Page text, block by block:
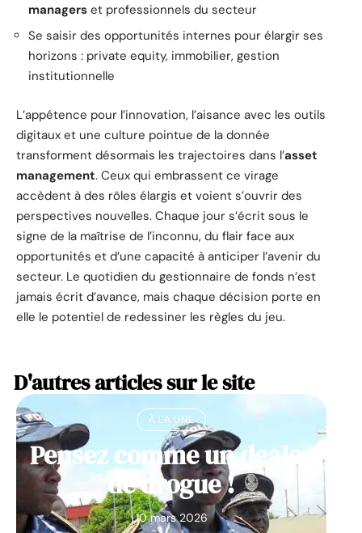
managers et professionnels du secteur
Se saisir des opportunités internes pour élargir ses
horizons : private equity, immobilier, gestion
institutionnelle
L’appétence pour l’innovation, l’aisance avec les outils
digitaux et une culture pointue de la donnée
transforment désormais les trajectoires dans l’asset
management. Ceux qui embrassent ce virage
accèdent à des rôles élargis et voient s’ouvrir des
perspectives nouvelles. Chaque jour s’écrit sous le
signe de la maîtrise de l’inconnu, du flair face aux
opportunités et d’une capacité à anticiper l’avenir du
secteur. Le quotidien du gestionnaire de fonds n’est
jamais écrit d’avance, mais chaque décision porte en
elle le potentiel de redessiner les règles du jeu.
D'autres articles sur le site
À LA UNE
Pensez comme un dealer
de drogue !
10 mars 2026